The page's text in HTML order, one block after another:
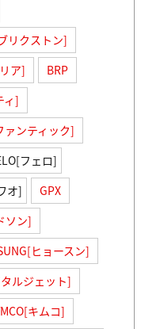
リクストン]
ア]
BRP
ィ]
ァンティック]
フェロ]
オ]
GPX
ソン]
ヒョースン]
ルジェット]
キムコ]